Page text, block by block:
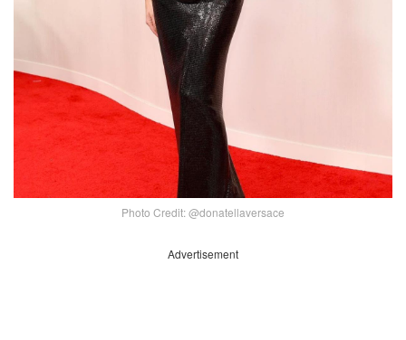
Photo Credit: @donatellaversace
Advertisement